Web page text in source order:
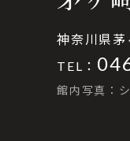
神奈川県
TEL：
館内写真：